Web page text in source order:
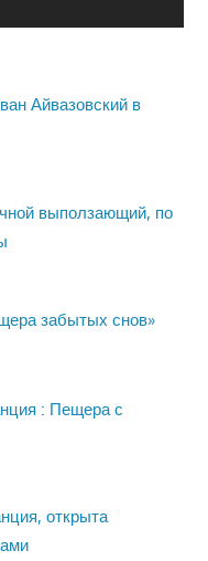
Айвазовский в
выползающий, по
забытых снов»
: Пещера с
открыта